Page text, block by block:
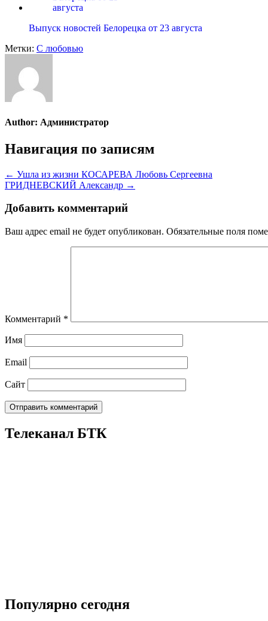
Выпуск новостей Белорецка от 23 августа
Метки: С любовью
Author: Администратор
Навигация по записям
← Ушла из жизни КОСАРЕВА Любовь Сергеевна
ГРИДНЕВСКИЙ Александр →
Добавить комментарий
Ваш адрес email не будет опубликован. Обязательные поля
Комментарий *
Имя
Email
Сайт
Телеканал БТК
Популярно сегодня